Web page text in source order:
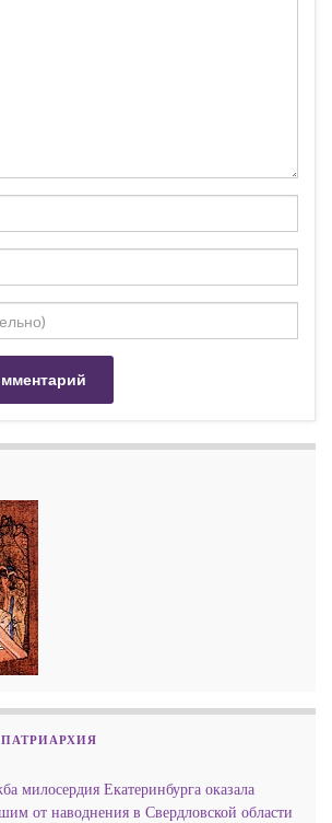
милосердия Екатеринбурга оказала
от наводнения в Свердловской области